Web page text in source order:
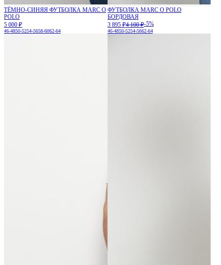
ТЁМНО-СИНЯЯ ФУТБОЛКА MARC O
POLO
5 000 ₽
46-4850-5254-5658-6062-64
ФУТБОЛКА MARC O POLO
БОРДОВАЯ
3 895 ₽4 100 ₽-5%
46-4850-5254-5662-64